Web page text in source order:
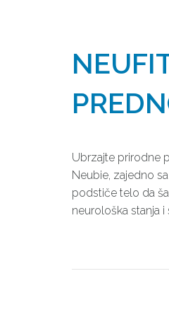
Ubrzajte prirodne
Neubie, zajedno
podstiče telo da
neurološka stanja